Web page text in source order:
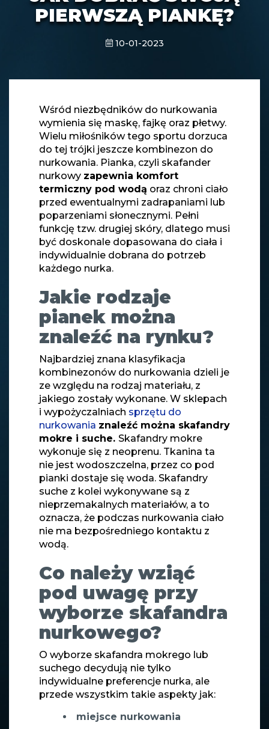
PIERWSZĄ PIANKĘ?
10-01-2023
Wśród niezbędników do nurkowania
wymienia się maskę, fajkę oraz płetwy.
Wielu miłośników tego sportu dorzuca
do tej trójki jeszcze kombinezon do
nurkowania. Pianka, czyli skafander
nurkowy zapewnia komfort
termiczny pod wodą oraz chroni ciało
przed ewentualnymi zadrapaniami lub
poparzeniami słonecznymi. Pełni
funkcję tzw. drugiej skóry, dlatego musi
być doskonale dopasowana do ciała i
indywidualnie dobrana do potrzeb
każdego nurka.
Jakie rodzaje
pianek można
znaleźć na rynku?
Najbardziej znana klasyfikacja
kombinezonów do nurkowania dzieli je
ze względu na rodzaj materiału, z
jakiego zostały wykonane. W sklepach
i wypożyczalniach sprzętu do
nurkowania znaleźć można skafandry
mokre i suche. Skafandry mokre
wykonuje się z neoprenu. Tkanina ta
nie jest wodoszczelna, przez co pod
pianki dostaje się woda. Skafandry
suche z kolei wykonywane są z
nieprzemakalnych materiałów, a to
oznacza, że podczas nurkowania ciało
nie ma bezpośredniego kontaktu z
wodą.
Co należy wziąć
pod uwagę przy
wyborze skafandra
nurkowego?
O wyborze skafandra mokrego lub
suchego decydują nie tylko
indywidualne preferencje nurka, ale
przede wszystkim takie aspekty jak:
miejsce nurkowania